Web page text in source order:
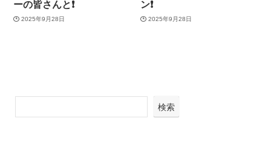
ーの皆さんと❗️
2025年9月28日
ン❗️
2025年9月28日
検索